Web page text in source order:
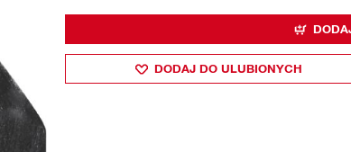
DODAJ DO ULUBIONYCH